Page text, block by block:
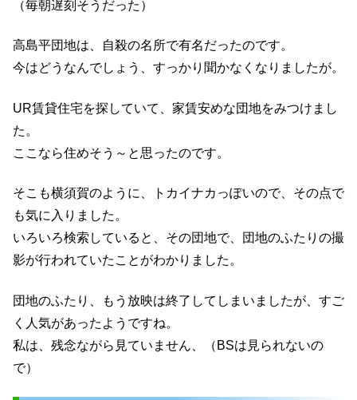
（毎朝遅刻そうだった）
高島平団地は、自殺の名所で有名だったのです。
今はどうなんでしょう、すっかり聞かなくなりましたが。
UR賃貸住宅を探していて、家賃安めな団地をみつけまし
た。
ここなら住めそう～と思ったのです。
そこも横須賀のように、トカイナカっぽいので、その点で
も気に入りました。
いろいろ検索していると、その団地で、団地のふたりの撮
影が行われていたことがわかりました。
団地のふたり、もう放映は終了してしまいましたが、すご
く人気があったようですね。
私は、残念ながら見ていません、（BSは見られないの
で）